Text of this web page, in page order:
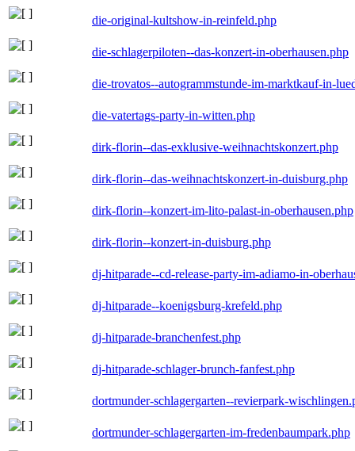
die-original-kultshow-in-reinfeld.php
die-schlagerpiloten--das-konzert-in-oberhausen.php
die-trovatos--autogrammstunde-im-marktkauf-in-
die-vatertags-party-in-witten.php
dirk-florin--das-exklusive-weihnachtskonzert.php
dirk-florin--das-weihnachtskonzert-in-duisburg.php
dirk-florin--konzert-im-lito-palast-in-oberhausen.php
dirk-florin--konzert-in-duisburg.php
dj-hitparade--cd-release-party-im-adiamo-in-
dj-hitparade--koenigsburg-krefeld.php
dj-hitparade-branchenfest.php
dj-hitparade-schlager-brunch-fanfest.php
dortmunder-schlagergarten--revierpark-
dortmunder-schlagergarten-im-fredenbaumpark.php